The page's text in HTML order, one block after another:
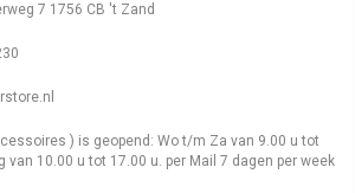
7 1756 CB 't Zand
) is geopend: Wo t/m Za van 9.00 u tot
van 10.00 u tot 17.00 u. per Mail 7 dagen per week